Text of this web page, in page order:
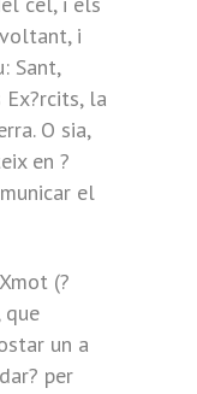
i
Sant,
Ex?rcits, la
O sia,
en ?
el
(?
que
un a
per